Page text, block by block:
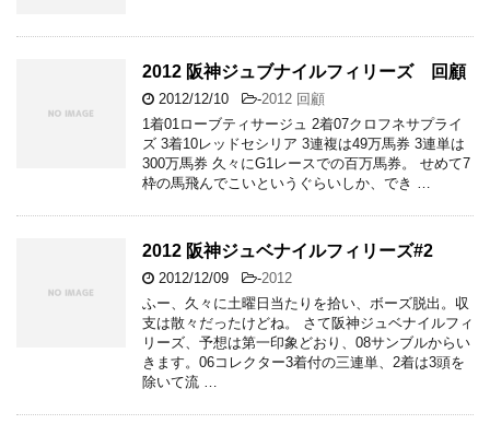
2012 阪神ジュブナイルフィリーズ 回顧
2012/12/10 -2012 回顧
1着01ローブティサージュ 2着07クロフネサプライ
ズ 3着10レッドセシリア 3連複は49万馬券 3連単は
300万馬券 久々にG1レースでの百万馬券。 せめて7
枠の馬飛んでこいというぐらいしか、でき …
2012 阪神ジュベナイルフィリーズ#2
2012/12/09 -2012
ふー、久々に土曜日当たりを拾い、ボーズ脱出。収
支は散々だったけどね。 さて阪神ジュベナイルフィ
リーズ、予想は第一印象どおり、08サンブルからい
きます。06コレクター3着付の三連単、2着は3頭を
除いて流 …